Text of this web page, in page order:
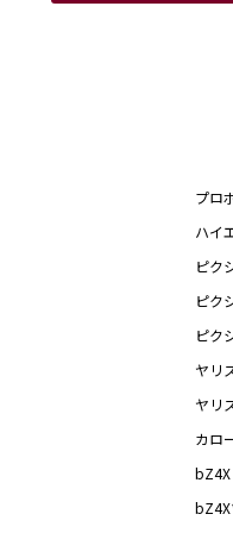
プロ
ハイ
ピク
ピク
ピク
ヤリ
ヤリ
カロ
bZ4X